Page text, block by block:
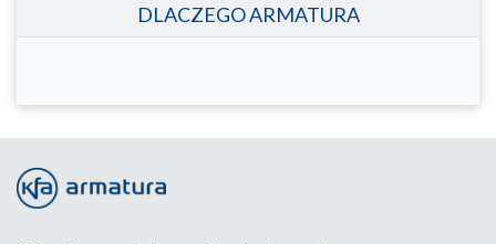
DLACZEGO ARMATURA